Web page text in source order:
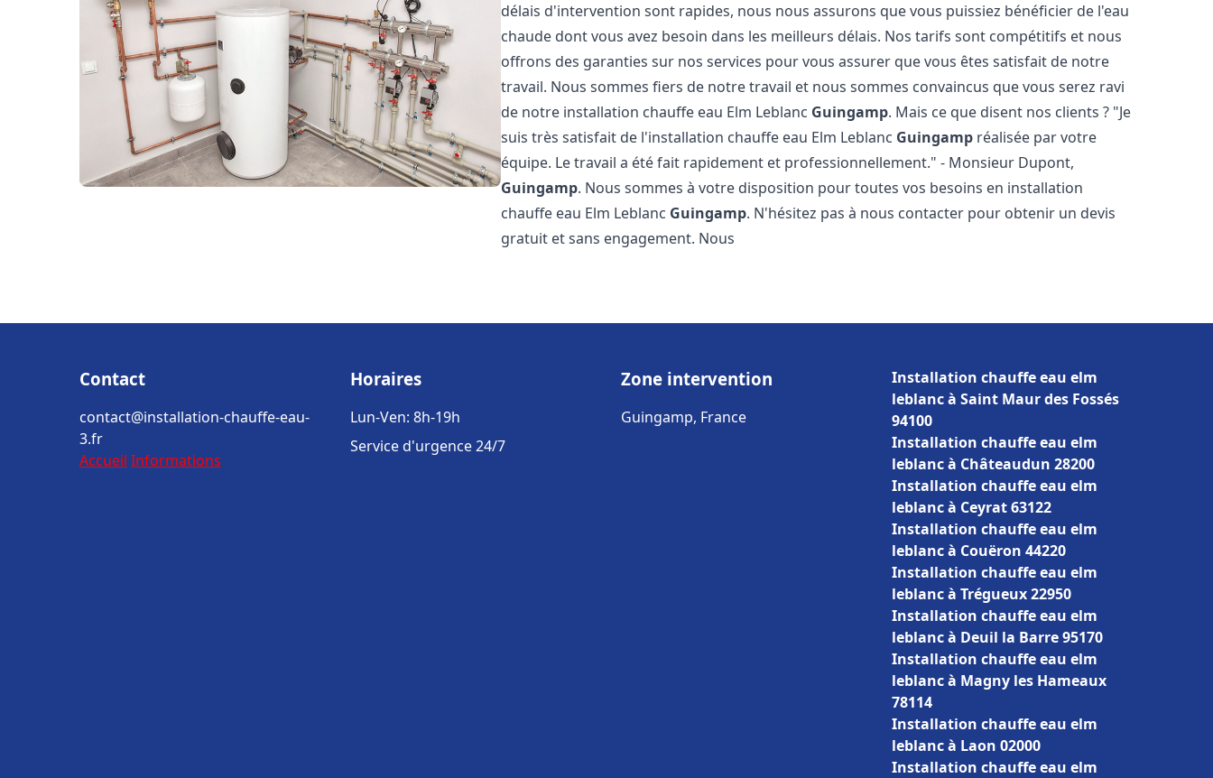
délais d'intervention sont rapides, nous nous assurons que vous puissiez bénéficier de l'eau
chaude dont vous avez besoin dans les meilleurs délais. Nos tarifs sont compétitifs et nous
offrons des garanties sur nos services pour vous assurer que vous êtes satisfait de notre
travail. Nous sommes fiers de notre travail et nous sommes convaincus que vous serez ravi
de notre installation chauffe eau Elm Leblanc Guingamp. Mais ce que disent nos clients ? "Je
suis très satisfait de l'installation chauffe eau Elm Leblanc Guingamp réalisée par votre
équipe. Le travail a été fait rapidement et professionnellement." - Monsieur Dupont,
Guingamp. Nous sommes à votre disposition pour toutes vos besoins en installation
chauffe eau Elm Leblanc Guingamp. N'hésitez pas à nous contacter pour obtenir un devis
gratuit et sans engagement. Nous
Contact
contact@installation-chauffe-eau-
3.fr
Accueil Informations
Horaires
Lun-Ven: 8h-19h
Service d'urgence 24/7
Zone intervention
Guingamp, France
Installation chauffe eau elm
leblanc à Saint Maur des Fossés
94100
Installation chauffe eau elm
leblanc à Châteaudun 28200
Installation chauffe eau elm
leblanc à Ceyrat 63122
Installation chauffe eau elm
leblanc à Couëron 44220
Installation chauffe eau elm
leblanc à Trégueux 22950
Installation chauffe eau elm
leblanc à Deuil la Barre 95170
Installation chauffe eau elm
leblanc à Magny les Hameaux
78114
Installation chauffe eau elm
leblanc à Laon 02000
Installation chauffe eau elm